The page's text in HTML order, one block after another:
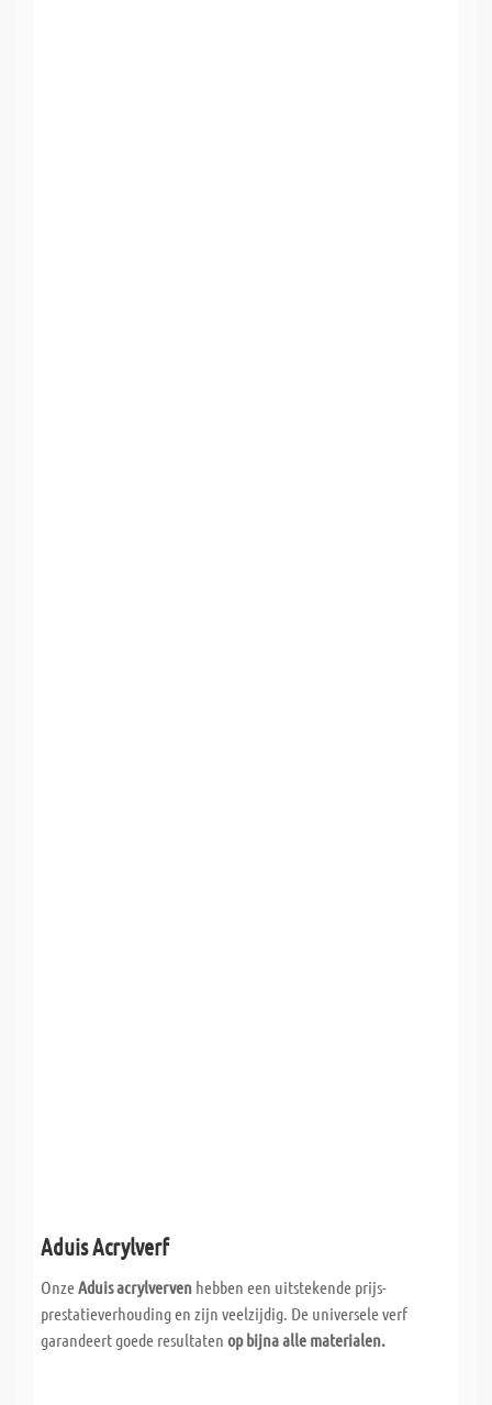
Aduis Acrylverf
OnzeAduis acrylverven hebben een uitstekende prijs-
prestatieverhouding en zijn veelzijdig. De universele verf
garandeert goede resultaten op bijna alle materialen.